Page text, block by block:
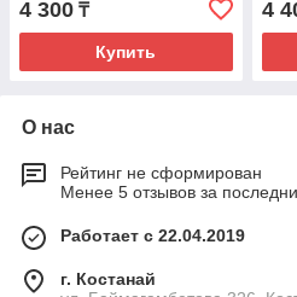
4 300 ₸
Купить
4
О нас
Рейтинг не сформирован
Менее 5 отзывов за
Работает с 22.04.2019
г. Костанай